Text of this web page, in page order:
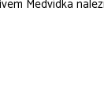
Medvídka